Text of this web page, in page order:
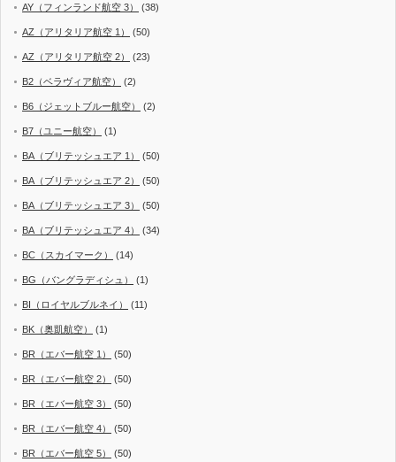
AY（フィンランド航空 3） (38)
AZ（アリタリア航空 1） (50)
AZ（アリタリア航空 2） (23)
B2（ベラヴィア航空） (2)
B6（ジェットブルー航空） (2)
B7（ユニー航空） (1)
BA（ブリテッシュエア 1） (50)
BA（ブリテッシュエア 2） (50)
BA（ブリテッシュエア 3） (50)
BA（ブリテッシュエア 4） (34)
BC（スカイマーク） (14)
BG（バングラディシュ） (1)
BI（ロイヤルブルネイ） (11)
BK（奥凱航空） (1)
BR（エバー航空 1） (50)
BR（エバー航空 2） (50)
BR（エバー航空 3） (50)
BR（エバー航空 4） (50)
BR（エバー航空 5） (50)